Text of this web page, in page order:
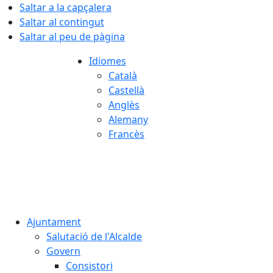
Saltar a la capçalera
Saltar al contingut
Saltar al peu de pàgina
Idiomes
Català
Castellà
Anglès
Alemany
Francès
Ajuntament
Salutació de l'Alcalde
Govern
Consistori